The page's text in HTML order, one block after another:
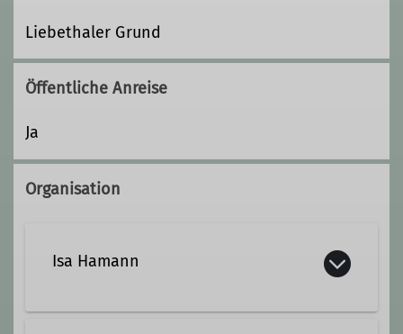
Liebethaler Grund
Öffentliche Anreise
Ja
Organisation
Isa Hamann